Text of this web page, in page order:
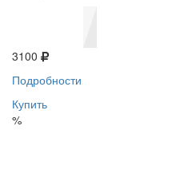
3100
Подробности
Купить
%